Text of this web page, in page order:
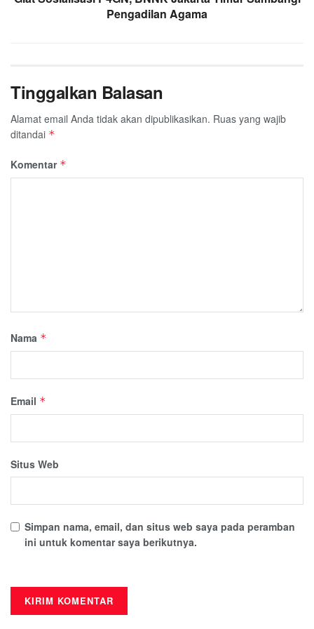
Pengadilan Agama
Tinggalkan Balasan
Alamat email Anda tidak akan dipublikasikan. Ruas yang wajib
ditandai *
Komentar *
Nama *
Email *
Situs Web
Simpan nama, email, dan situs web saya pada peramban
ini untuk komentar saya berikutnya.